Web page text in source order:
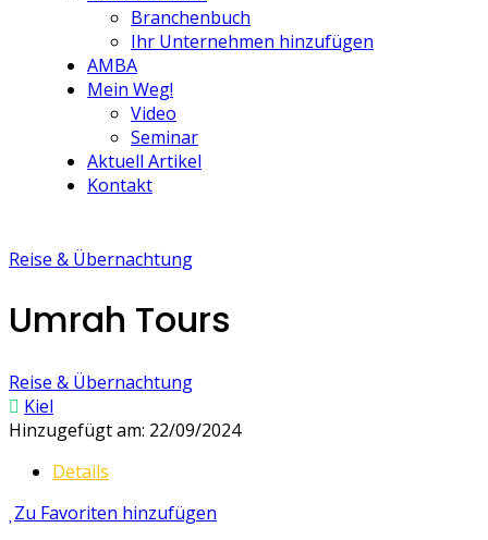
Branchenbuch
Ihr Unternehmen hinzufügen
AMBA
Mein Weg!
Video
Seminar
Aktuell Artikel
Kontakt
Reise & Übernachtung
Umrah Tours
Reise & Übernachtung
Kiel
Hinzugefügt am: 22/09/2024
Details
Zu Favoriten hinzufügen